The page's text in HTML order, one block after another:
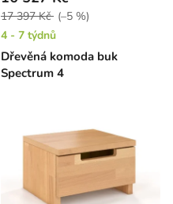
Dřevěná komoda buk
Spectrum 4
17 397 Kč (–5 %)
4 - 7 týdnů